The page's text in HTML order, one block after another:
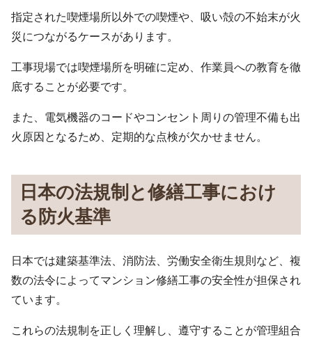
指定された喫煙場所以外での喫煙や、吸い殻の不始末が火
災につながるケースがあります。
工事現場では喫煙場所を明確に定め、作業員への教育を徹
底することが必要です。
また、電気機器のコードやコンセント周りの管理不備も出
火原因となるため、定期的な点検が欠かせません。
日本の法規制と修繕工事におけ
る防火基準
日本では建築基準法、消防法、労働安全衛生規則など、複
数の法令によってマンション修繕工事の安全性が担保され
ています。
これらの法規制を正しく理解し、遵守することが管理組合